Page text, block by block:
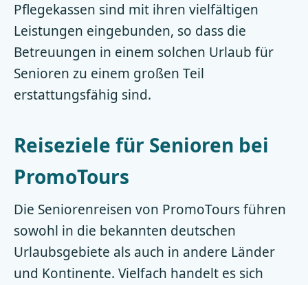
Pflegekassen sind mit ihren vielfältigen
Leistungen eingebunden, so dass die
Betreuungen in einem solchen Urlaub für
Senioren zu einem großen Teil
erstattungsfähig sind.
Reiseziele für Senioren bei
PromoTours
Die Seniorenreisen von PromoTours führen
sowohl in die bekannten deutschen
Urlaubsgebiete als auch in andere Länder
und Kontinente. Vielfach handelt es sich